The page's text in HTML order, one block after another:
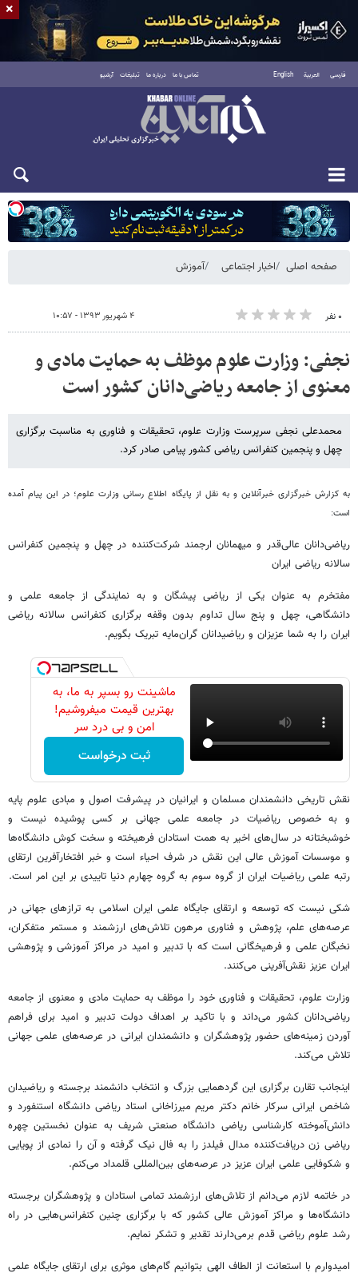
فارسی العربية English تماس با ما درباره ما تبلیغات آرشیو
یکشنبه ۱۸ مرداد ۱۴۰۵
صفحه اصلی اخبار اجتماعی آموزش
۰ نفر ۴ شهریور ۱۳۹۳ - ۱۰:۵۷
نجفی: وزارت علوم موظف به حمایت مادی و
معنوی از جامعه ریاضی‌دانان کشور است
محمدعلی نجفی سرپرست وزارت علوم، تحقیقات و فناوری به مناسبت برگزاری
چهل و پنجمین کنفرانس ریاضی کشور پیامی صادر کرد.
به کزارش خبرگزاری خبرآنلاین و به نقل از پایگاه اطلاع رسانی وزارت علوم؛ در این پیام آمده
است:
ریاضی­‌دانان عالی‌قدر و میهمانان ارجمند شرکت‌کننده در چهل و پنجمین کنفرانس
سالانه ریاضی ایران
مفتخرم به عنوان یکی از ریاضی پیشگان و به نمایندگی از جامعه علمی و
دانشگاهی، چهل و پنج سال تداوم بدون وقفه برگزاری کنفرانس سالانه ریاضی
ایران را به شما عزیزان و ریاضی­دانان گران‌مایه تبریک بگویم.
ماشینت رو بسپر به ما، به
بهترین قیمت میفروشیم!
امن و بی درد سر
ثبت درخواست
نقش تاریخی دانشمندان مسلمان و ایرانیان در پیشرفت اصول و مبادی علوم پایه
و به­ خصوص ریاضیات در جامعه علمی جهانی بر کسی پوشیده نیست و
خوشبختانه در سال‌های اخیر به همت استادان فرهیخته و سخت کوش دانشگاه‌ها
و موسسات آموزش عالی این نقش در شرف احیاء است و خبر افتخارآفرین ارتقای
رتبه علمی ریاضیات ایران از گروه سوم به گروه چهارم دنیا تاییدی بر این امر است.
شکی نیست که توسعه و ارتقای جایگاه علمی ایران اسلامی به ترازهای جهانی در
عرصه­‌های علم، پژوهش و فناوری مرهون تلاش‌های ارزشمند و مستمر متفکران،
نخبگان علمی و فرهیخگانی است که با تدبیر و امید در مراکز آموزشی و پژوهشی
ایران عزیز نقش­‌آفرینی می­‌کنند.
وزارت علوم، تحقیقات و فناوری خود را موظف به حمایت مادی و معنوی از جامعه
ریاضی‌دانان کشور می­‌داند و با تاکید بر اهداف دولت تدبیر و امید برای فراهم
آوردن زمینه‌­های حضور پژوهشگران و دانشمند­ان ایرانی در عرصه­‌های علمی جهانی
تلاش می‌کند.
اینجانب تقارن برگزاری این گردهمایی بزرگ و انتخاب دانشمند برجسته و ریاضیدان
شاخص ایرانی سرکار خانم دکتر مریم میرزاخانی استاد ریاضی دانشگاه استنفورد و
دانش‌­آموخته کارشناسی ریاضی دانشگاه صنعتی شریف به عنوان نخستین چهره
ریاضی زن دریافت‌کننده مدال فیلدز را به فال نیک گرفته و آن را نمادی از پویایی
و شکوفایی علمی ایران عزیز در عرصه‌­های بین‌المللی قلمداد می­‌کنم.
در خاتمه لازم می­‌دانم از تلاش‌های ارزشمند تمامی استادان و پژوهشگران برجسته
دانشگاه‌ها و مراکز آموزش عالی کشور که با برگزاری چنین کنفرانس‌هایی در راه
رشد علوم ریاضی قدم برمی‌­دارند تقدیر و تشکر نمایم.
امیدوارم با استعانت از الطاف الهی بتوانیم گام‌های موثری برای ارتقای جایگاه علمی
×